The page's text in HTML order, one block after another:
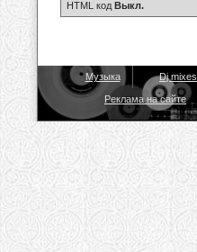
HTML код Выкл.
Музыка Dj mixes
Реклама на сайте